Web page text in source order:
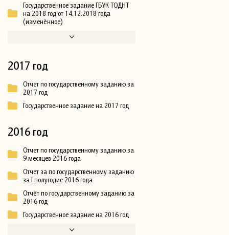
Государственное задание ГБУК ТОДНТ
на 2018 год от 14.12.2018 года
(изменённое)
2017 год
Отчет по государственному заданию за
2017 год
Государственное задание на 2017 год
2016 год
Отчет по государственному заданию за
9 месяцев 2016 года
Отчет за по государственному заданию
за I полугодие 2016 года
Отчёт по государственному заданию за
2016 год
Государственное задание на 2016 год